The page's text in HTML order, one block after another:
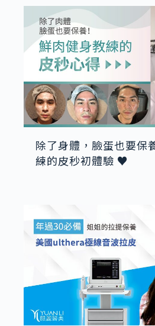
除了身體，臉蛋也要保
練的皮秒初體驗 ♥